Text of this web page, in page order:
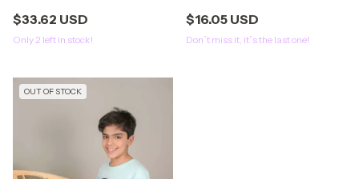
$33.62 USD
Only2 left in stock!
$16.05 USD
Don´t miss it, it´s the last one!
OUT OF STOCK